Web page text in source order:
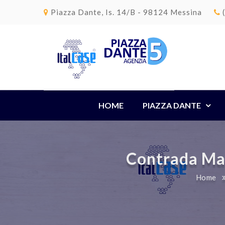
Piazza Dante, Is. 14/B - 98124 Messina
HOME PIAZZA DANTE
Contrada
Home